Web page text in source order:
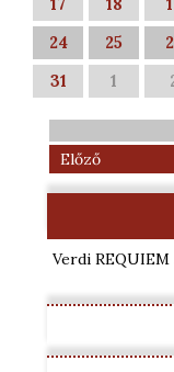
24
25
31
1
Előző
Verdi